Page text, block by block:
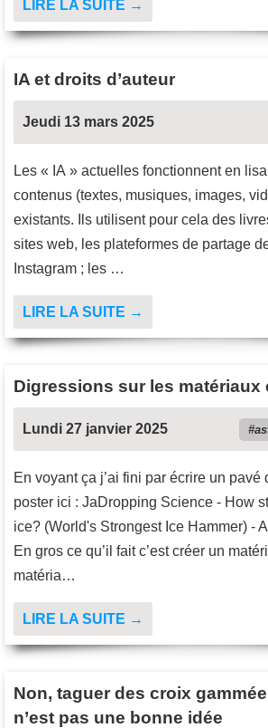
LIRE LA SUITE →
IA et droits d’auteur
Jeudi 13 mars 2025
Les « IA » actuelles fonctionnent en
contenus (textes, musiques, images,
existants. Ils utilisent pour cela des
sites web, les plateformes de partage
Instagram ; les …
LIRE LA SUITE →
Digressions sur les matériaux
Lundi 27 janvier 2025
En voyant ça j’ai fini par écrire un pavé
poster ici : JaDropping Science - How
ice? (World's Strongest Ice Hammer) -
En gros ce qu’il fait c’est créer un
matéria…
LIRE LA SUITE →
Non, taguer des croix
n’est pas une bonne idée